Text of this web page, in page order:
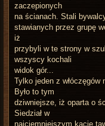
zaczepionych
na ścianach. Stali
stawianych przez grupę
iż
przybyli w te strony w
wszyscy kochali
widok gór...
Tylko jeden z włóczęgów
Było to tym
dziwniejsze, iż oparta o
Siedział w
najciemniejszym kącie